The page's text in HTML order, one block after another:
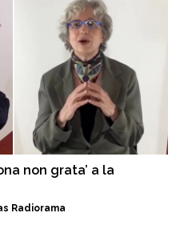
non grata’ a la
Radiorama